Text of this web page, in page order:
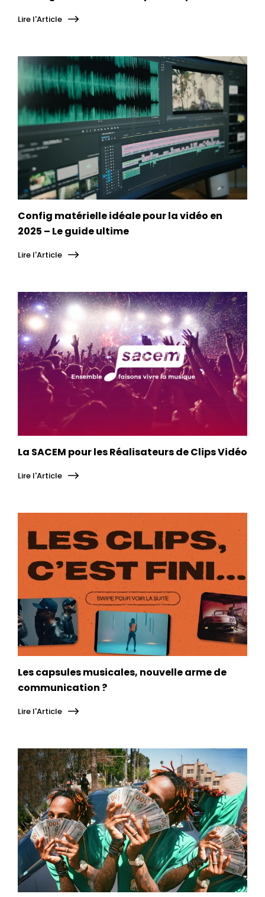
Lire l'Article
Config matérielle idéale pour la vidéo en
2025 – Le guide ultime
Lire l'Article
La SACEM pour les Réalisateurs de Clips Vidéo
Lire l'Article
Les capsules musicales, nouvelle arme de
communication ?
Lire l'Article